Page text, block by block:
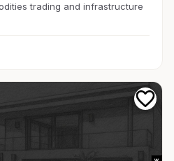
trading and infrastructure